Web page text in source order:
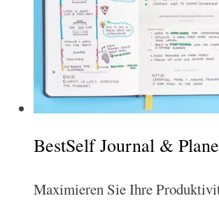
BestSelf Journal &
Maximieren Sie Ihre